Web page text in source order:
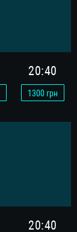
20:40
1300 грн
20:40